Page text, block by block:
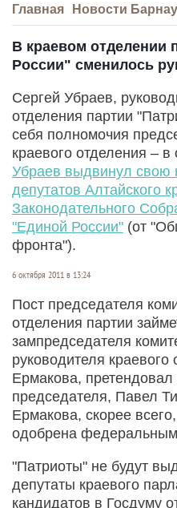
Главная Новости
В краевом отделении
России" сменилось
Сергей Убраев,
отделения партии
себя полномочия
краевого отделения – в
Убраев выдвинул свою
депутатов Алтайского
Законодательного
"Единой России" (от
фронта").
6 октября 2011 в 13:24
Пост председателя
отделения партии
зампредседателя
руководителя краевого
Ермакова, претендовал
председателя, Павел
Ермакова, скорее
одобрена федеральным
"Патриоты" не будут
депутаты краевого
кандидатов в Госдуму